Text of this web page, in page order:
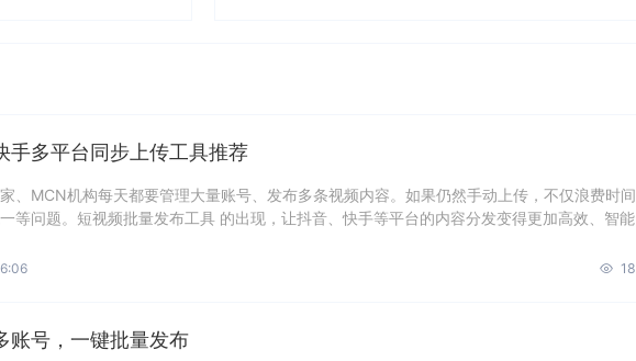
手多平台同步上传工具推荐
、MCN机构每天都要管理大量账号、发布多条视频内容。如果仍然手动上传，不仅浪费时
等问题。短视频批量发布工具 的出现，让抖音、快手等平台的内容分发变得更加高效、智
账号，一键批量发布